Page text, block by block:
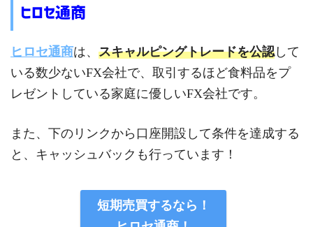
ヒロセ通商
ヒロセ通商は、 スキャルピングトレードを公認して
いる数少ないFX会社で、取引するほど食料品をプ
レゼントしている家庭に優しいFX会社です。
また、下のリンクから口座開設して条件を達成する
と、キャッシュバックも行っています！
短期売買するなら！